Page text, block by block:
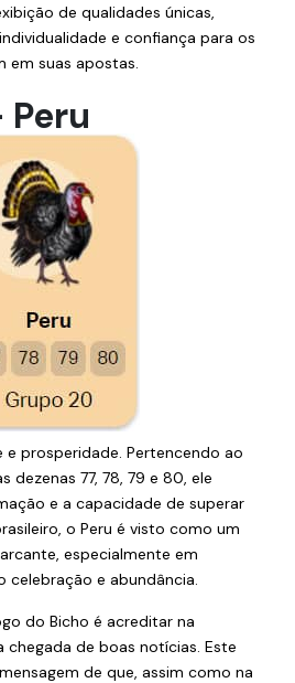
de qualidades únicas,
e confiança para os
em suas apostas.
e prosperidade. Pertencendo ao
dezenas 77, 78, 79 e 80, ele
e a capacidade de superar
o Peru é visto como um
especialmente em
celebração e abundância.
do Bicho é acreditar na
chegada de boas notícias. Este
de que, assim como na